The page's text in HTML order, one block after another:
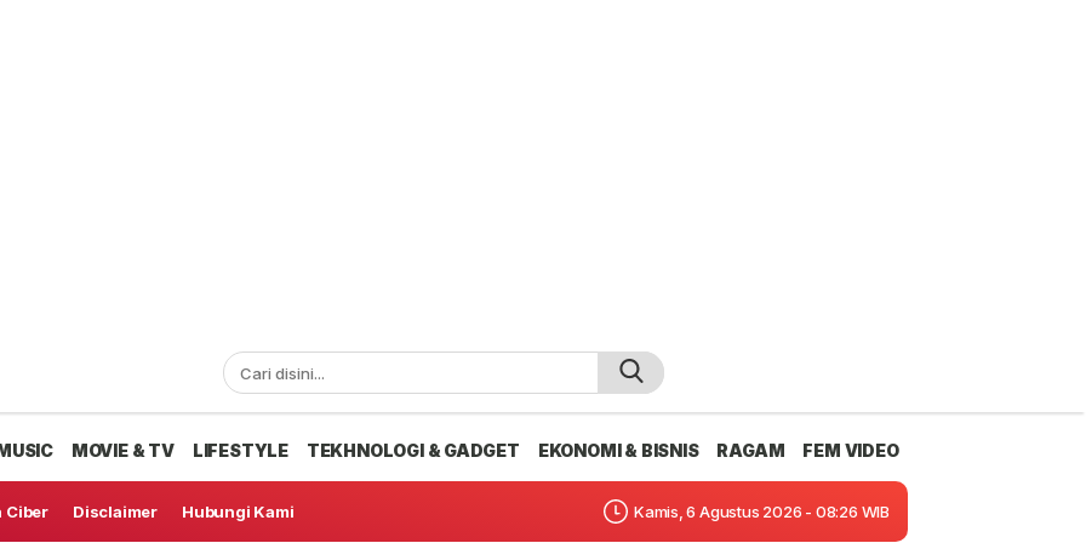
MOVIE & TV LIFESTYLE TEKHNOLOGI & GADGET EKONOMI & BISNIS RAGAM FEM VIDEO
Ciber Disclaimer Hubungi Kami Kamis, 6 Agustus 2026 - 08:26 WIB